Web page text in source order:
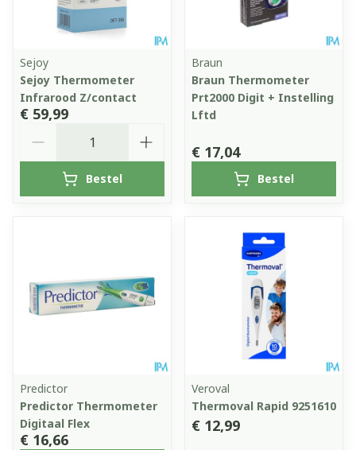
Sejoy
Sejoy Thermometer
Infrarood Z/contact
€ 59,99
Bestel
Braun
Braun Thermometer
Prt2000 Digit + Instelling
Lftd
€ 17,04
Bestel
Predictor
Predictor Thermometer
Digitaal Flex
€ 16,66
Veroval
Thermoval Rapid 9251610
€ 12,99